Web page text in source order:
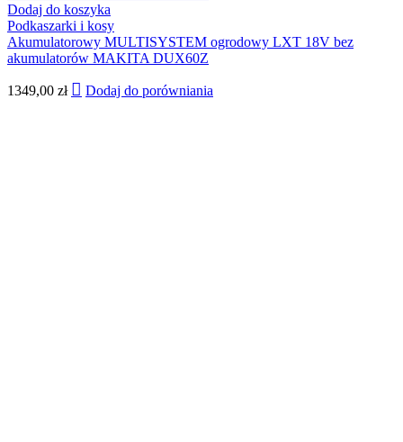
Dodaj do koszyka
Podkaszarki i kosy
Akumulatorowy MULTISYSTEM ogrodowy LXT 18V bez
akumulatorów MAKITA DUX60Z
1349,00 zł Dodaj do porówniania